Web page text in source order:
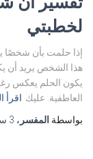
لخطبتي
إذا حلمت بأن شخصًا
هذا الشخص يريد أن
يكون الحلم يعكس
العاطفية. عليك اقرأ
بواسطة المفسر ، 3 سنوات